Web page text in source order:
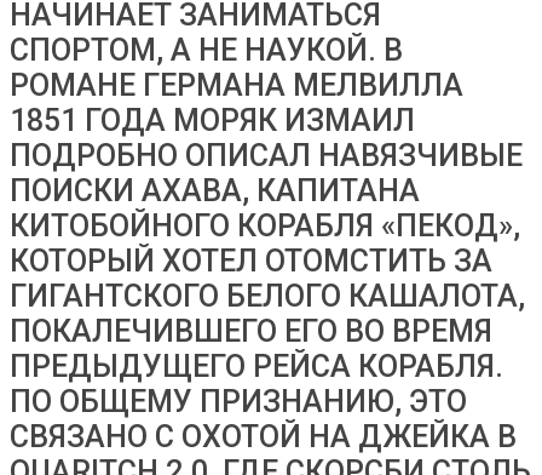
НАЧИНАЕТ ЗАНИМАТЬСЯ
СПОРТОМ, А НЕ НАУКОЙ. В
РОМАНЕ ГЕРМАНА МЕЛВИЛЛА
1851 ГОДА МОРЯК ИЗМАИЛ
ПОДРОБНО ОПИСАЛ НАВЯЗЧИВЫЕ
ПОИСКИ АХАВА, КАПИТАНА
КИТОБОЙНОГО КОРАБЛЯ «ПЕКОД»,
КОТОРЫЙ ХОТЕЛ ОТОМСТИТЬ ЗА
ГИГАНТСКОГО БЕЛОГО КАШАЛОТА,
ПОКАЛЕЧИВШЕГО ЕГО ВО ВРЕМЯ
ПРЕДЫДУЩЕГО РЕЙСА КОРАБЛЯ.
ПО ОБЩЕМУ ПРИЗНАНИЮ, ЭТО
СВЯЗАНО С ОХОТОЙ НА ДЖЕЙКА В